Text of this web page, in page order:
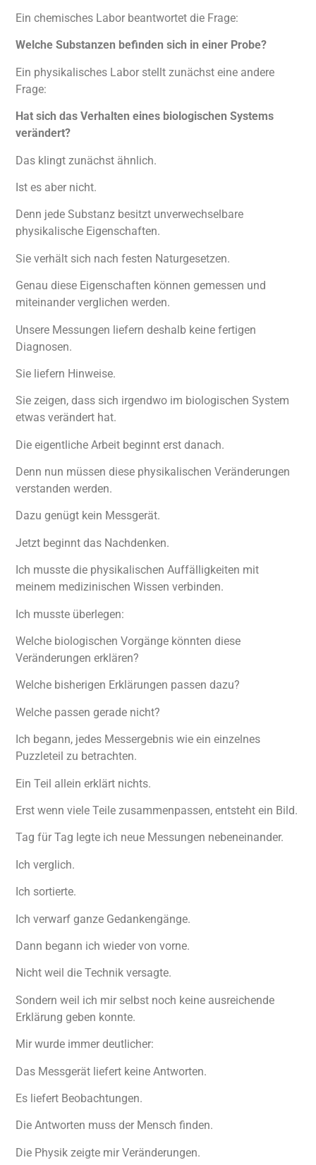
Ein chemisches Labor beantwortet die Frage:
Welche Substanzen befinden sich in einer Probe?
Ein physikalisches Labor stellt zunächst eine andere
Frage:
Hat sich das Verhalten eines biologischen Systems
verändert?
Das klingt zunächst ähnlich.
Ist es aber nicht.
Denn jede Substanz besitzt unverwechselbare
physikalische Eigenschaften.
Sie verhält sich nach festen Naturgesetzen.
Genau diese Eigenschaften können gemessen und
miteinander verglichen werden.
Unsere Messungen liefern deshalb keine fertigen
Diagnosen.
Sie liefern Hinweise.
Sie zeigen, dass sich irgendwo im biologischen System
etwas verändert hat.
Die eigentliche Arbeit beginnt erst danach.
Denn nun müssen diese physikalischen Veränderungen
verstanden werden.
Dazu genügt kein Messgerät.
Jetzt beginnt das Nachdenken.
Ich musste die physikalischen Auffälligkeiten mit
meinem medizinischen Wissen verbinden.
Ich musste überlegen:
Welche biologischen Vorgänge könnten diese
Veränderungen erklären?
Welche bisherigen Erklärungen passen dazu?
Welche passen gerade nicht?
Ich begann, jedes Messergebnis wie ein einzelnes
Puzzleteil zu betrachten.
Ein Teil allein erklärt nichts.
Erst wenn viele Teile zusammenpassen, entsteht ein Bild.
Tag für Tag legte ich neue Messungen nebeneinander.
Ich verglich.
Ich sortierte.
Ich verwarf ganze Gedankengänge.
Dann begann ich wieder von vorne.
Nicht weil die Technik versagte.
Sondern weil ich mir selbst noch keine ausreichende
Erklärung geben konnte.
Mir wurde immer deutlicher:
Das Messgerät liefert keine Antworten.
Es liefert Beobachtungen.
Die Antworten muss der Mensch finden.
Die Physik zeigte mir Veränderungen.